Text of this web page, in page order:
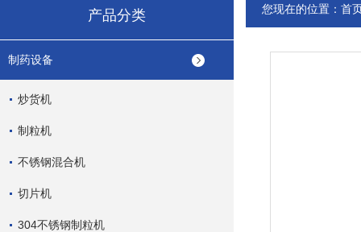
产品分类
制药设备
炒货机
制粒机
不锈钢混合机
切片机
304不锈钢制粒机
您现在的位置： 首